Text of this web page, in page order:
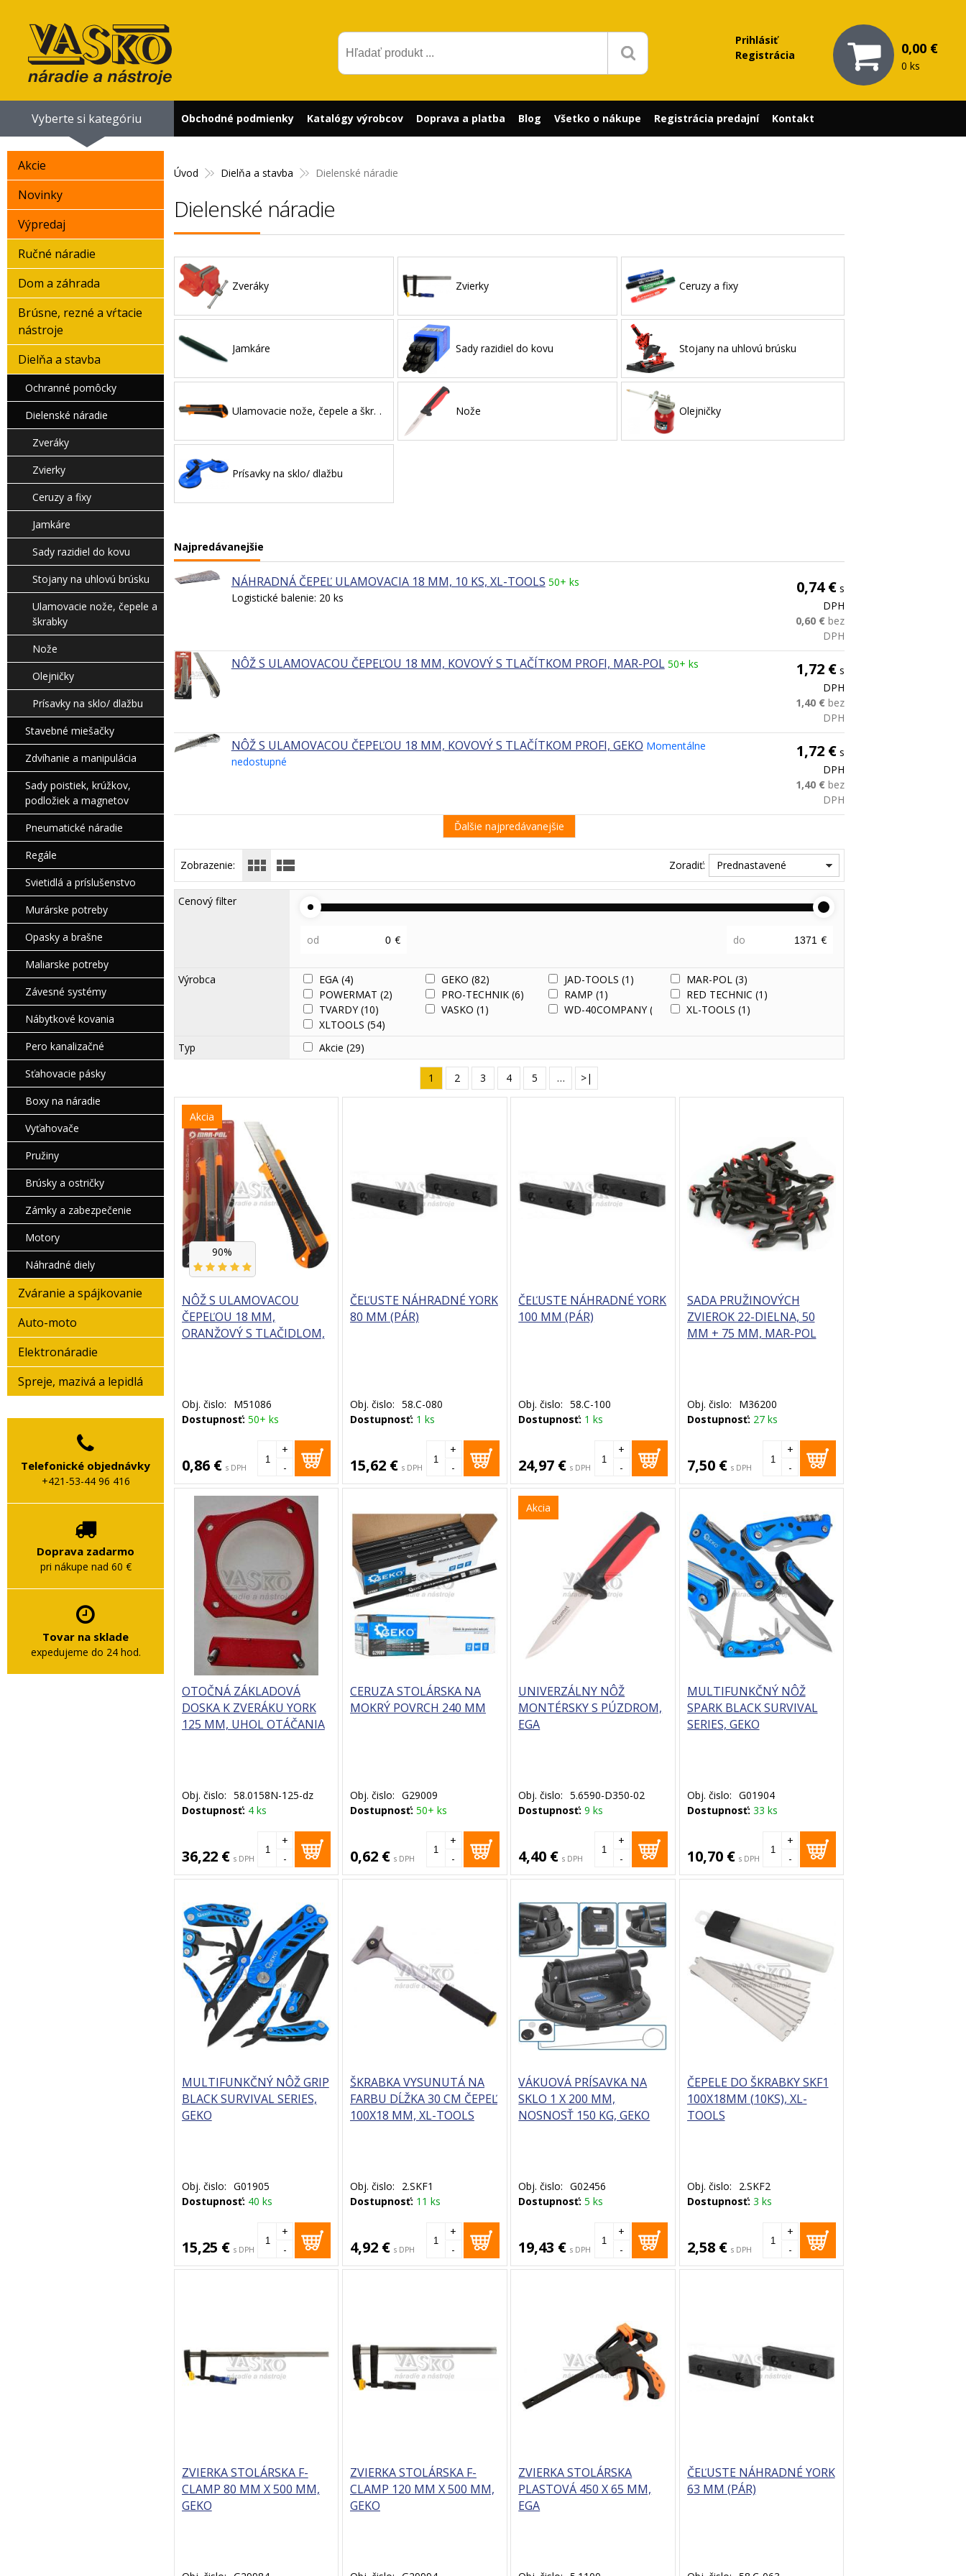
Prihlásiť
Registrácia
0,00 €
0 ks
Úvod Dielňa a stavba Dielenské náradie
Dielenské náradie
Zveráky Zvierky Ceruzy a fixy
Jamkáre Sady razidiel do kovu Stojany na uhlovú brúsku
Ulamovacie nože, čepele a škrabky Nože Olejničky
Prísavky na sklo/ dlažbu
Najpredávanejšie
NÁHRADNÁ ČEPEĽ ULAMOVACIA 18 MM, 10 KS, XL-TOOLS 50+ ks
Logistické balenie: 20 ks
0,74 € s
DPH
0,60 € bez
DPH
NÔŽ S ULAMOVACOU ČEPEĽOU 18 MM, KOVOVÝ S TLAČÍTKOM PROFI, MAR-POL 50+ ks 1,72 € s
DPH
1,40 € bez
DPH
NÔŽ S ULAMOVACOU ČEPEĽOU 18 MM, KOVOVÝ S TLAČÍTKOM PROFI, GEKO Momentálne
nedostupné
1,72 € s
DPH
1,40 € bez
DPH
Ďalšie najpredávanejšie
Zobrazenie: Zoradiť: Prednastavené
Cenový filter
od € do €
Výrobca EGA (4) GEKO(82) JAD-TOOLS (1) MAR-POL(3)
POWERMAT (2) PRO-TECHNIK(6) RAMP (1) RED TECHNIC(1)
TVARDY(10) VASKO(1) WD-40COMPANY(2) XL-TOOLS(1)
XLTOOLS (54)
Typ
Akcie (29)
1 2 3 4 5 … >|
Akcia
90%
NÔŽ S ULAMOVACOU
ČEPEĽOU 18 MM,
ORANŽOVÝ S TLAČIDLOM,
Obj. čislo:
M51086
Dostupnosť: 50+ ks
0,86 € s DPH
+
-
ČEĽUSTE NÁHRADNÉ YORK
80 MM (PÁR)
Obj. čislo: 58.C-080
Dostupnosť: 1 ks
15,62 € s DPH
+
-
ČEĽUSTE NÁHRADNÉ YORK
100 MM (PÁR)
Obj. čislo: 58.C-100
Dostupnosť: 1 ks
24,97 € s DPH
+
-
SADA PRUŽINOVÝCH
ZVIEROK 22-DIELNA, 50
MM + 75 MM, MAR-POL
Obj. čislo:
M36200
Dostupnosť: 27 ks
7,50 € s DPH
+
-
OTOČNÁ ZÁKLADOVÁ
DOSKA K ZVERÁKU YORK
125 MM, UHOL OTÁČANIA
Obj. čislo: 58.0158N-125-dz
Dostupnosť: 4 ks
36,22 € s DPH
+
-
CERUZA STOLÁRSKA NA
MOKRÝ POVRCH 240 MM
Obj. čislo: G29009
Dostupnosť: 50+ ks
0,62 € s DPH
+
-
Akcia
UNIVERZÁLNY NÔŽ
MONTÉRSKY S PÚZDROM,
EGA
Obj. čislo: 5.6590-D350-02
Dostupnosť: 9 ks
4,40 € s DPH
+
-
MULTIFUNKČNÝ NÔŽ
SPARK BLACK SURVIVAL
SERIES, GEKO
Obj. čislo: G01904
Dostupnosť: 33 ks
10,70 € s DPH
+
-
MULTIFUNKČNÝ NÔŽ GRIP
BLACK SURVIVAL SERIES,
GEKO
Obj. čislo: G01905
Dostupnosť: 40 ks
15,25 € s DPH
+
-
ŠKRABKA VYSUNUTÁ NA
FARBU DĹŽKA 30 CM ČEPEĽ
100X18 MM, XL-TOOLS
Obj. čislo:
2.SKF1
Dostupnosť: 11 ks
4,92 € s DPH
+
-
VÁKUOVÁ PRÍSAVKA NA
SKLO 1 X 200 MM,
NOSNOSŤ 150 KG, GEKO
Obj. čislo: G02456
Dostupnosť: 5 ks
19,43 € s DPH
+
-
ČEPELE DO ŠKRABKY SKF1
100X18MM (10KS), XL-
TOOLS
Obj. čislo:
2.SKF2
Dostupnosť: 3 ks
2,58 € s DPH
+
-
ZVIERKA STOLÁRSKA F-
CLAMP 80 MM X 500 MM,
GEKO
ZVIERKA STOLÁRSKA F-
CLAMP 120 MM X 500 MM,
GEKO
ZVIERKA STOLÁRSKA
PLASTOVÁ 450 X 65 MM,
EGA
ČEĽUSTE NÁHRADNÉ YORK
63 MM (PÁR)
Akcie
Novinky
Výpredaj
Ručné náradie
Dom a záhrada
Brúsne, rezné a vŕtacie
nástroje
Dielňa a stavba
Ochranné pomôcky
Dielenské náradie
Zveráky
Zvierky
Ceruzy a fixy
Jamkáre
Sady razidiel do kovu
Stojany na uhlovú brúsku
Ulamovacie nože, čepele a
škrabky
Nože
Olejničky
Prísavky na sklo/ dlažbu
Stavebné miešačky
Zdvíhanie a manipulácia
Sady poistiek, krúžkov,
podložiek a magnetov
Pneumatické náradie
Regále
Svietidlá a príslušenstvo
Murárske potreby
Opasky a brašne
Maliarske potreby
Závesné systémy
Nábytkové kovania
Pero kanalizačné
Sťahovacie pásky
Boxy na náradie
Vyťahovače
Pružiny
Brúsky a ostričky
Zámky a zabezpečenie
Motory
Náhradné diely
Zváranie a spájkovanie
Auto-moto
Elektronáradie
Spreje, mazivá a lepidlá
Telefonické objednávky
+421-53-44 96 416
Doprava zadarmo
pri nákupe nad 60 €
Tovar na sklade
expedujeme do 24 hod.
Vyberte si kategóriu Obchodné podmienky Katalógy výrobcov Doprava a platba Blog Všetko o nákupe Registrácia predajní Kontakt